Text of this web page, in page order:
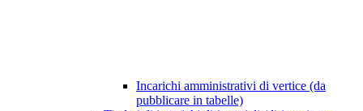
Incarichi amministrativi di vertice (da
pubblicare in tabelle)